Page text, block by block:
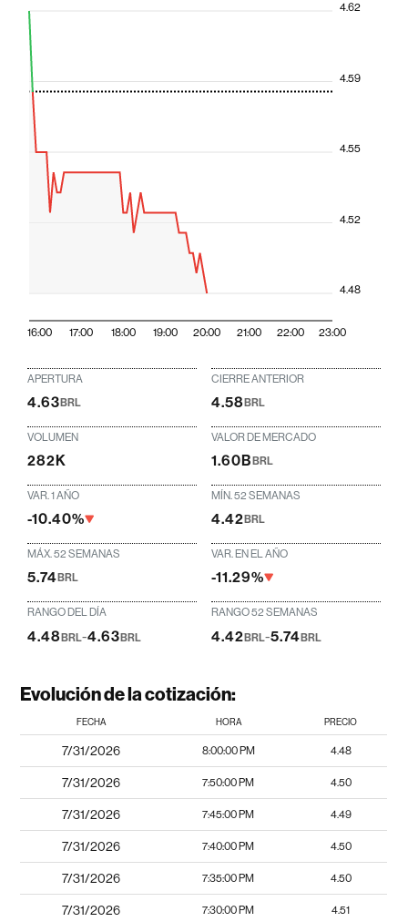
16:00 17:00 18:00 19:00 20:00 21:00 22:00 23:00
4.48
4.52
4.55
4.59
4.62
APERTURA
4.63BRL
CIERRE ANTERIOR
4.58BRL
VOLUMEN
282K
VALOR DE MERCADO
1.60BBRL
VAR. 1 AÑO
-10.40%
MÍN. 52 SEMANAS
4.42BRL
MÁX. 52 SEMANAS
5.74BRL
VAR. EN EL AÑO
-11.29%
RANGO DEL DÍA
4.48BRL-4.63BRL
RANGO 52 SEMANAS
4.42 BRL-5.74 BRL
Evolución de la cotización:
FECHA HORA PRECIO
7/31/2026 8:00:00 PM 4.48
7/31/2026 7:50:00 PM 4.50
7/31/2026 7:45:00 PM 4.49
7/31/2026 7:40:00 PM 4.50
7/31/2026 7:35:00 PM 4.50
7/31/2026 7:30:00 PM 4.51